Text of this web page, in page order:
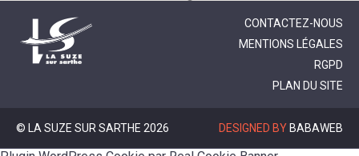
CONTACTEZ-NOUS
MENTIONS LÉGALES
RGPD
PLAN DU SITE
© LA SUZE SUR SARTHE 2026 DESIGNED BY BABAWEB